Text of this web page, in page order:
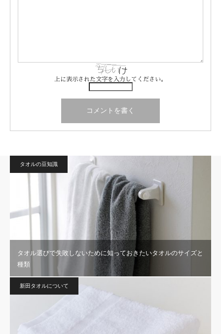
上に表示された文字を入力してください。
タオルの豆知識
タオル選びで失敗しないために知っておきたいタオルのサイズと
種類
新田タオルについて